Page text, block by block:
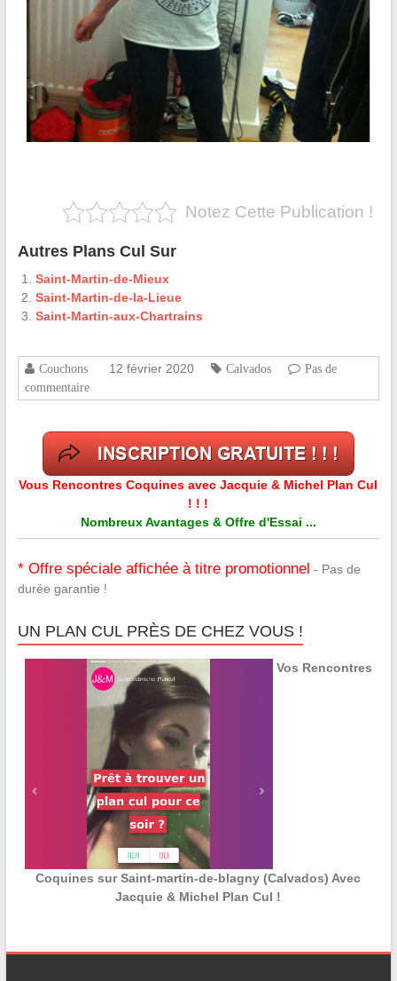
Notez Cette Publication !
Autres Plans Cul Sur
Saint-Martin-de-Mieux
Saint-Martin-de-la-Lieue
Saint-Martin-aux-Chartrains
Couchons 12 février 2020 Calvados
Pas de
commentaire
Vous Rencontres Coquines avec Jacquie & Michel Plan Cul
! ! !
Nombreux Avantages & Offre d'Essai ...
* Offre spéciale affichée à titre promotionnel - Pas de
durée garantie !
UN PLAN CUL PRÈS DE CHEZ VOUS !
Vos Rencontres
Coquines sur Saint-martin-de-blagny (Calvados) Avec
Jacquie & Michel Plan Cul !